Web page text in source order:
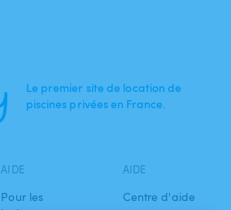
Le premier site de location de
piscines privées en France.
AIDE
Pour les
AIDE
Centre d'aide